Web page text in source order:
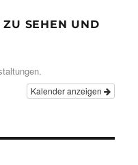
ZU SEHEN UND
Kalender anzeigen